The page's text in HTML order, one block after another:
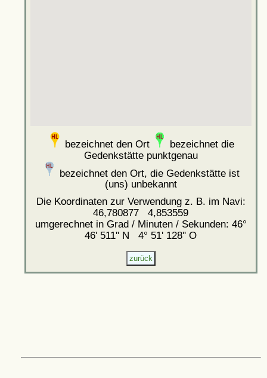
bezeichnet den Ort
bezeichnet die
Gedenkstätte punktgenau
bezeichnet den Ort, die Gedenkstätte ist
(uns) unbekannt
Die Koordinaten zur Verwendung z. B. im Navi:
46,780877 4,853559
umgerechnet in Grad / Minuten / Sekunden: 46°
46' 511'' N 4° 51' 128'' O